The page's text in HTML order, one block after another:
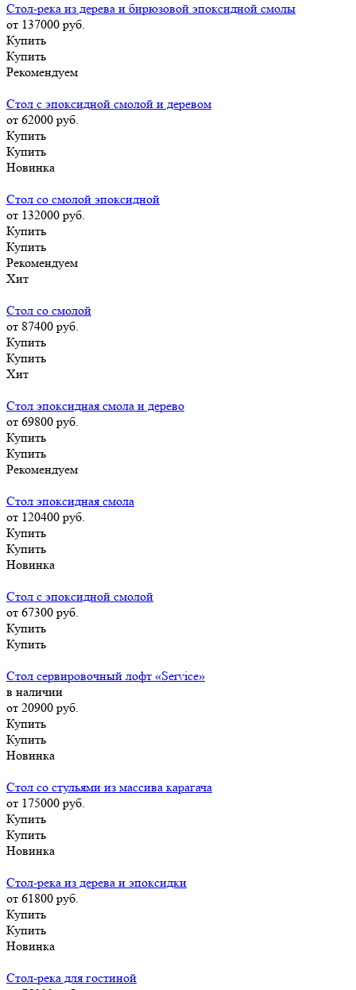
Стол-река из дерева и бирюзовой эпоксидной смолы
от 137000 руб.
Купить
Купить
Рекомендуем
Стол с эпоксидной смолой и деревом
от 62000 руб.
Купить
Купить
Новинка
Стол со смолой эпоксидной
от 132000 руб.
Купить
Купить
Рекомендуем
Хит
Стол со смолой
от 87400 руб.
Купить
Купить
Хит
Стол эпоксидная смола и дерево
от 69800 руб.
Купить
Купить
Рекомендуем
Стол эпоксидная смола
от 120400 руб.
Купить
Купить
Новинка
Стол с эпоксидной смолой
от 67300 руб.
Купить
Купить
Стол сервировочный лофт «Service»
в наличии
от 20900 руб.
Купить
Купить
Новинка
Стол со стульями из массива карагача
от 175000 руб.
Купить
Купить
Новинка
Стол-река из дерева и эпоксидки
от 61800 руб.
Купить
Купить
Новинка
Стол-река для гостиной